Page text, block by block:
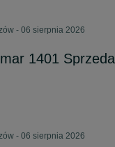
- 06 sierpnia 2026
1401
- 06 sierpnia 2026